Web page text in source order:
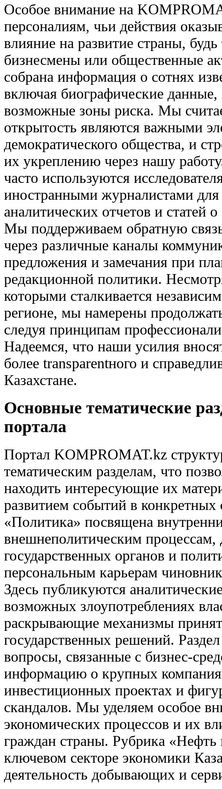
Особое внимание на
персоналиям, чьи действия
влияние на развитие страны,
бизнесмены или общественные
собрана информация о сотнях
включая биографические
возможные зоны риска. Мы
открытость являются важными
демократического общества, и
их укреплению через нашу
часто используются
иностранными журналистами для
аналитических отчетов и статей
Мы поддерживаем обратную
через различные каналы
предложения и замечания при
редакционной политики.
которыми сталкивается
регионе, мы намерены
следуя принципам
Надеемся, что наши усилия
более transparentного и
Казахстане.
Основные тематические
портала
Портал KOMPROMAT.kz
тематическим разделам, что
находить интересующие их
развитием событий в конкретных
«Политика» посвящена
внешнеполитическим процессам,
государственных органов и
персональным карьерам
Здесь публикуются
возможных злоупотреблениях
раскрывающие механизмы
государственных решений.
вопросы, связанные с бизнес-
информацию о крупных
инвестиционных проектах и
скандалов. Мы уделяем особое
экономических процессов и их
граждан страны. Рубрика «Нефть
ключевом секторе экономики
деятельность добывающих и